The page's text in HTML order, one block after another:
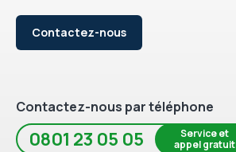
Contactez-nous
Contactez-nous par téléphone
0801 23 05 05
Service et
appel gratuit